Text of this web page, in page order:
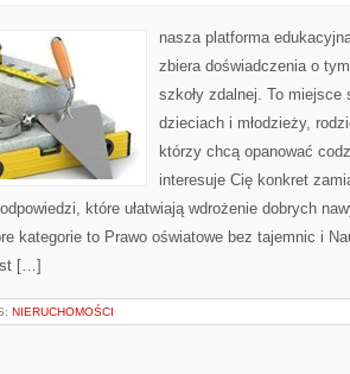
nasza platforma
zbiera doświadczenia o
szkoły zdalnej. To
dzieciach i młodzieży,
którzy chcą opanować
interesuje Cię konkret
które ułatwiają wdrożenie dobrych
kategorie to Prawo oświatowe bez tajemnic i
[…]
NIERUCHOMOŚCI